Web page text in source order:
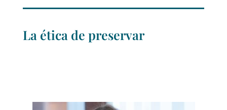
La ética de preservar